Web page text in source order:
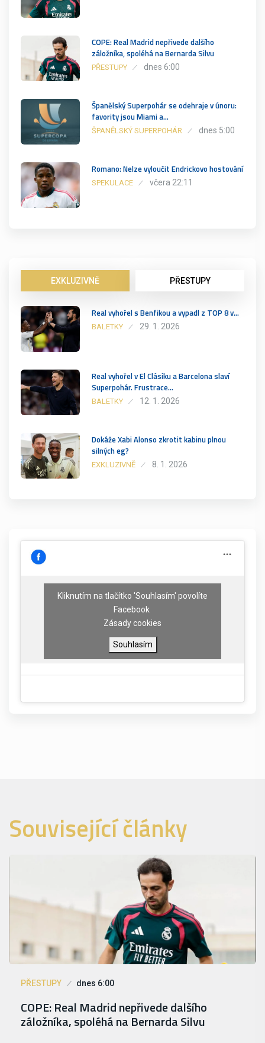
COPE: Real Madrid nepřivede dalšího
záložníka, spoléhá na Bernarda Silvu
PŘESTUPY dnes 6:00
Španělský Superpohár se odehraje v únoru:
favority jsou Miami a…
ŠPANĚLSKÝ SUPERPOHÁR dnes 5:00
Romano: Nelze vyloučit Endrickovo hostování
SPEKULACE včera 22:11
EXKLUZIVNĚ PŘESTUPY
Real vyhořel s Benfikou a vypadl z TOP 8 v…
BALETKY 29. 1. 2026
Real vyhořel v El Clásiku a Barcelona slaví
Superpohár. Frustrace…
BALETKY 12. 1. 2026
Dokáže Xabi Alonso zkrotit kabinu plnou
silných eg?
EXKLUZIVNĚ 8. 1. 2026
Kliknutím na tlačítko 'Souhlasím' povolíte
Facebook
Zásady cookies
Souhlasím
Související články
PŘESTUPY dnes 6:00
COPE: Real Madrid nepřivede dalšího
záložníka, spoléhá na Bernarda Silvu